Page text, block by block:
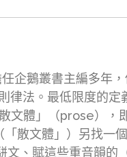
企鵝叢書主編多年
律法。最低限度的
文體」（prose）
散文體」）另找一
、賦這些重音韻